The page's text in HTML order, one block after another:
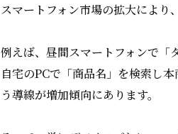
スマートフォン市場の拡大により
例えば、昼間スマートフォンで「
自宅のPCで「商品名」を検索し
う導線が増加傾向にあります。